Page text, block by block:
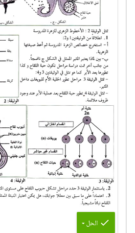
الحل